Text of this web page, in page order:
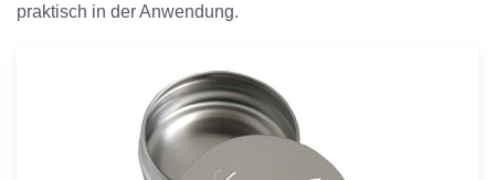
praktisch in der Anwendung.